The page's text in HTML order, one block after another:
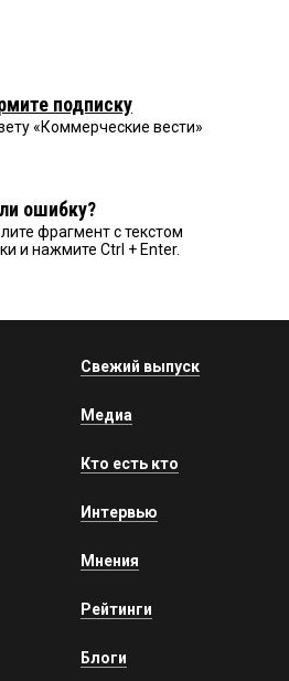
подписку
«Коммерческие вести»
ошибку?
фрагмент с текстом
и нажмите Ctrl + Enter.
Свежий выпуск
Медиа
Кто есть кто
Интервью
Мнения
Рейтинги
Блоги